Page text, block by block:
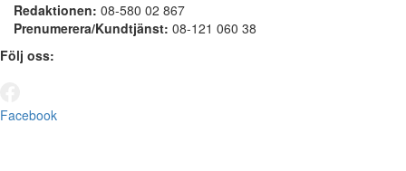
Redaktionen: 08-580 02 867
Prenumerera/Kundtjänst: 08-121 060 38
Följ oss:
Facebook